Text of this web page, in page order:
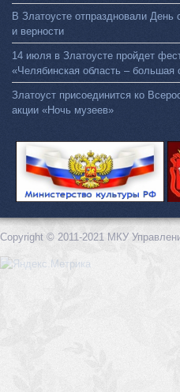
В Златоусте отпраздновали
и верности
14 июля в Златоусте пройдет
«Челябинская область – большая
Златоуст присоединится ко
акции «Ночь музеев»
Copyright © 2011-2021 МКУ